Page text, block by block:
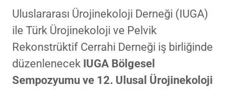
Uluslararası Ürojinekoloji Derneği (IUGA)
ile Türk Ürojinekoloji ve Pelvik
Rekonstrüktif Cerrahi Derneği iş birliğinde
düzenlenecek IUGA Bölgesel
Sempozyumu ve 12. Ulusal Ürojinekoloji